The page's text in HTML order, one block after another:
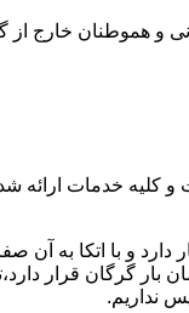
خارج از
و کلیه خدمات
و با اتکا به آن صفر
گرگان قرار
نداریم.